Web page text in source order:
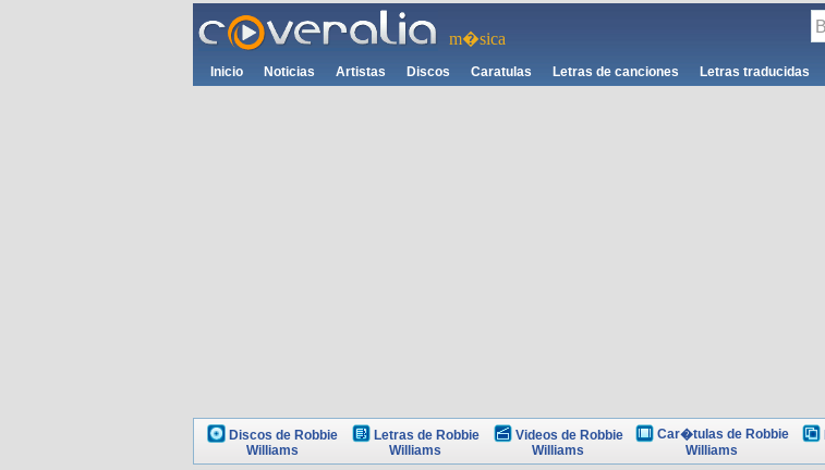
m�sica
Inicio Noticias Artistas Discos Caratulas Letras de canciones Letras traducidas
Discos de Robbie
Williams
Letras de Robbie
Williams
Videos de Robbie
Williams
Car�tulas de Robbie
Williams